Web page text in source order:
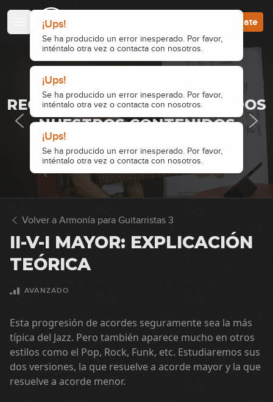
¡Ups!
Se ha producido un error inesperado. Por favor,
inténtalo otra vez o contacta con nosotros.
¡Ups!
Se ha producido un error inesperado. Por favor,
inténtalo otra vez o contacta con nosotros.
¡Ups!
Se ha producido un error inesperado. Por favor,
inténtalo otra vez o contacta con nosotros.
Regístrate
REGÍSTRATE Y ACCEDE A TODOS
NUESTROS CONTENIDOS
Accede Regístrate
Volver a Armonía para Guitarristas 3
II-V-I MAYOR: EXPLICACIÓN
TEÓRICA
AVANZADO
Esta progresión de acordes seguramente sea la más
típica del Jazz. Pero también aparece mucho en otros
estilos como el Pop, Rock, Funk, etc. Estudiaremos sus
dos versiones, la que resuelve a acorde mayor y la que
resuelve a acorde menor.
1
Escala menor armónica:
explicación teórica